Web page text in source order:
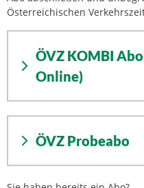
Österreichischen
ÖVZ KOMBI
Online)
ÖVZ Probeabo